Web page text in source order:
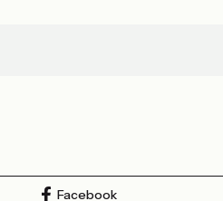
Facebook